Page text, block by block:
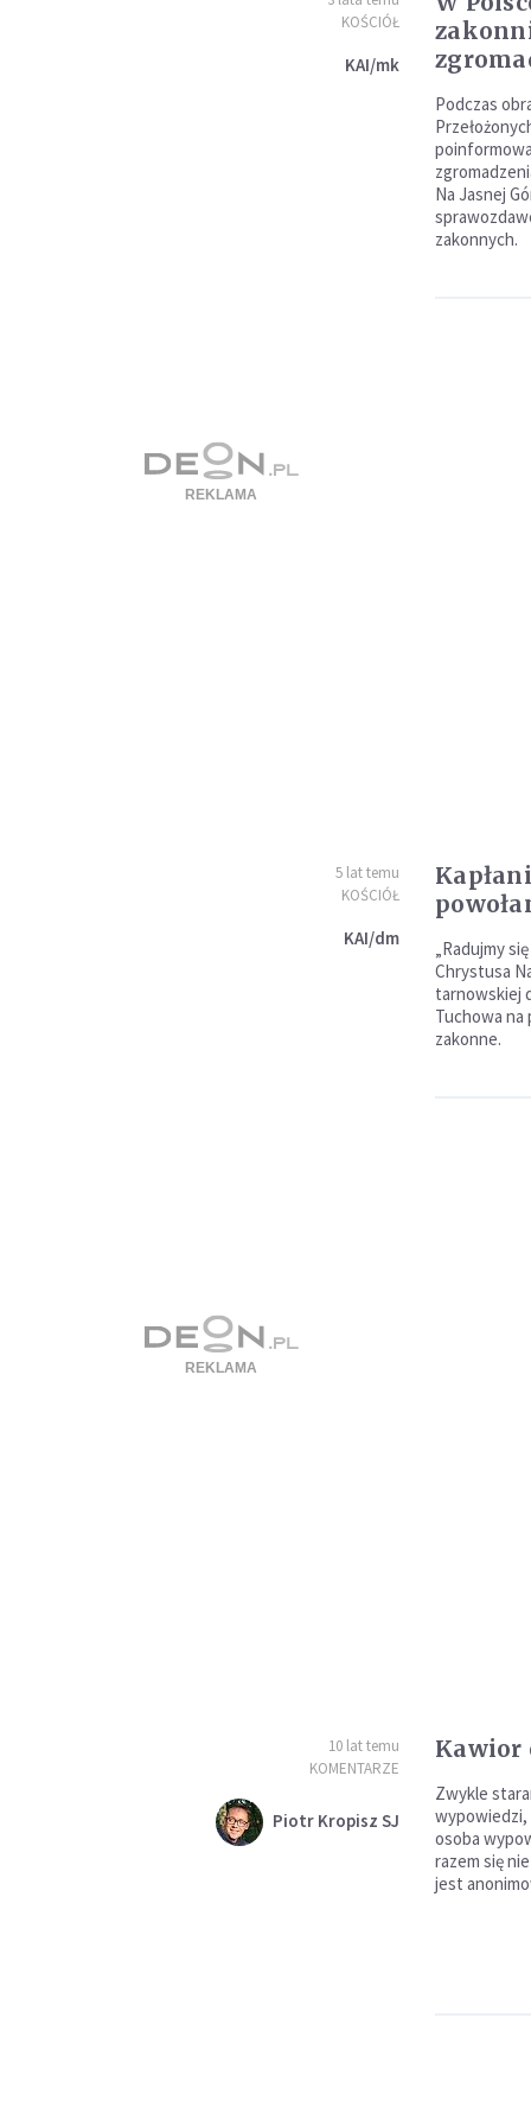
KOŚCIÓŁ
KAI/mk
Podczas
Na Jasnej
zakonnych.
5 lat temu
KOŚCIÓŁ
KAI/dm
„Radujmy
Chrystusa
tarnowskiej
Tuchowa na
zakonne.
10 lat temu
KOMENTARZE
Piotr Kropisz SJ
Kawior
Zwykle
wypowiedzi,
osoba
razem się
jest